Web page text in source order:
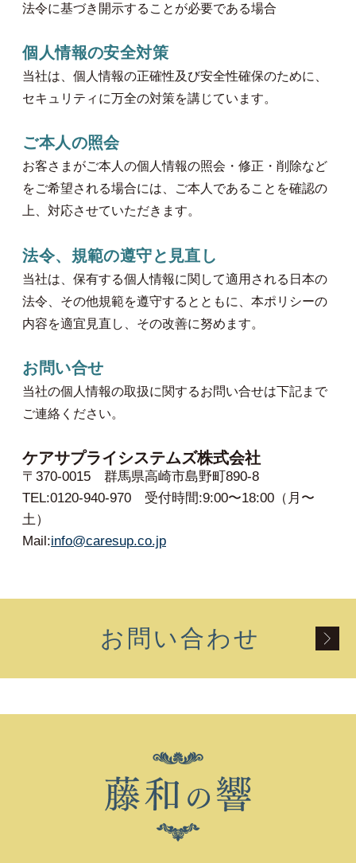
法令に基づき開示することが必要である場合
個人情報の安全対策
当社は、個人情報の正確性及び安全性確保のために、
セキュリティに万全の対策を講じています。
ご本人の照会
お客さまがご本人の個人情報の照会・修正・削除など
をご希望される場合には、ご本人であることを確認の
上、対応させていただきます。
法令、規範の遵守と見直し
当社は、保有する個人情報に関して適用される日本の
法令、その他規範を遵守するとともに、本ポリシーの
内容を適宜見直し、その改善に努めます。
お問い合せ
当社の個人情報の取扱に関するお問い合せは下記まで
ご連絡ください。
ケアサプライシステムズ株式会社
〒370-0015 群馬県高崎市島野町890-8
TEL:0120-940-970 受付時間:9:00〜18:00（月〜
土）
Mail:info@caresup.co.jp
お問い合わせ